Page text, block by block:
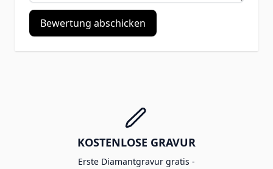
Bewertung abschicken
KOSTENLOSE GRAVUR
Erste Diamantgravur gratis -